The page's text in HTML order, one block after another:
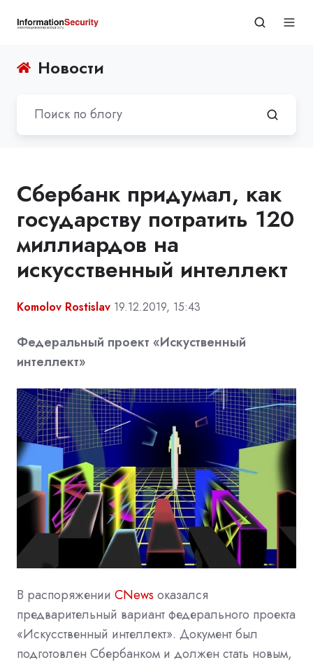
Новости
Сбербанк придумал, как
государству потратить 120
миллиардов на
искусственный интеллект
Komolov Rostislav 19.12.2019, 15:43
Федеральный проект «Искуственный
интеллект»
В распоряжении CNews оказался
предварительный вариант федерального проекта
«Искусственный интеллект». Документ был
подготовлен Сбербанком и должен стать новым,